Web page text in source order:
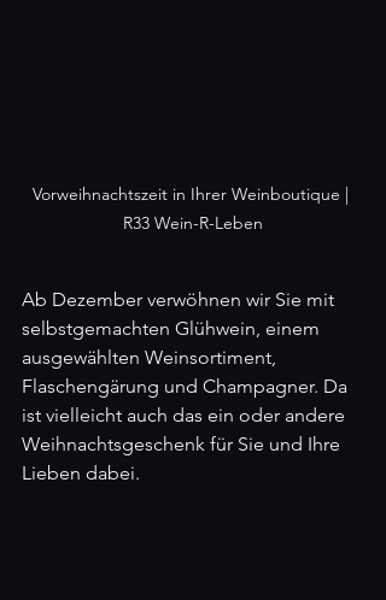
Vorweihnachtszeit in Ihrer Weinboutique |
R33 Wein-R-Leben
Ab Dezember verwöhnen wir Sie mit
selbstgemachten Glühwein, einem
ausgewählten Weinsortiment,
Flaschengärung und Champagner. Da
ist vielleicht auch das ein oder andere
Weihnachtsgeschenk für Sie und Ihre
Lieben dabei.